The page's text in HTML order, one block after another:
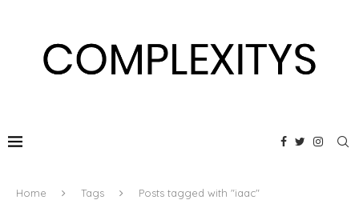
Home Tags Posts tagged with "iaac"